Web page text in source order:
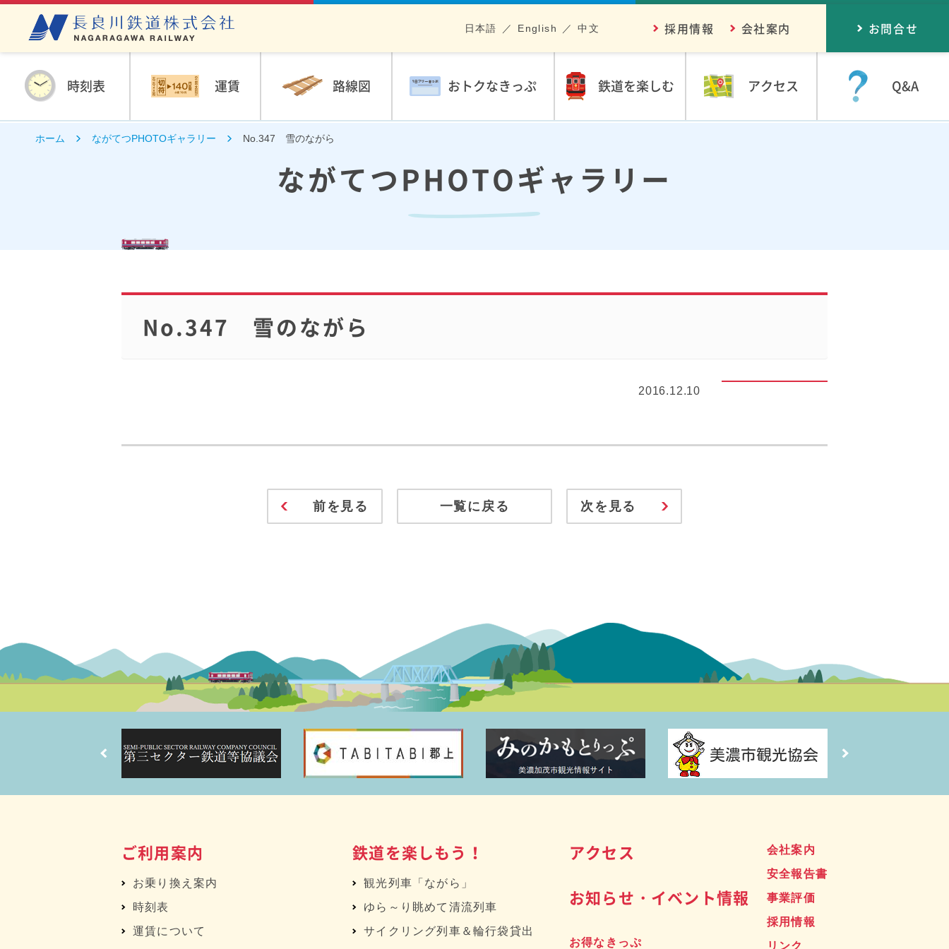
時刻表 運賃 路線図 おトクなきっぷ 鉄道を楽しむ アクセス Q&A
採用情報 会社案内
日本語 English 中文 お問合せ
ホーム ながてつPHOTOギャラリー No.347 雪のながら
ながてつPHOTOギャラリー
No.347 雪のながら
2016.12.10
前を見る 一覧に戻る 次を見る
ご利用案内
お乗り換え案内
時刻表
運賃について
鉄道を楽しもう！
観光列車「ながら」
ゆら～り眺めて清流列車
サイクリング列車＆輪行袋貸出
アクセス
お知らせ・イベント情報
お得なきっぷ
会社案内
安全報告書
事業評価
採用情報
リンク